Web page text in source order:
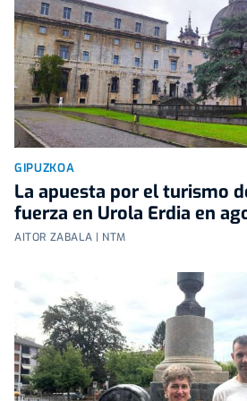
GIPUZKOA
La apuesta por el turismo
fuerza en Urola Erdia en
AITOR ZABALA | NTM